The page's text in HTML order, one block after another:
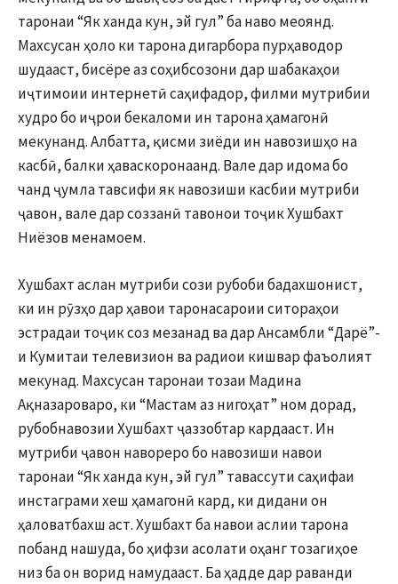
таронаи “Як ханда кун, эй гул” ба наво меоянд.
Махсусан ҳоло ки тарона дигарбора пурҳаводор
шудааст, бисёре аз соҳибсозони дар шабакаҳои
иҷтимоии интернетӣ саҳифадор, филми мутрибии
худро бо иҷрои бекаломи ин тарона ҳамагонӣ
мекунанд. Албатта, қисми зиёди ин навозишҳо на
касбӣ, балки ҳаваскоронаанд. Вале дар идома бо
чанд ҷумла тавсифи як навозиши касбии мутриби
ҷавон, вале дар соззанӣ тавонои тоҷик Хушбахт
Ниёзов менамоем.
Хушбахт аслан мутриби сози рубоби бадахшонист,
ки ин рӯзҳо дар ҳавои таронасароии ситораҳои
эстрадаи тоҷик соз мезанад ва дар Ансамбли “Дарё”-
и Кумитаи телевизион ва радиои кишвар фаъолият
мекунад. Махсусан таронаи тозаи Мадина
Ақназароваро, ки “Мастам аз нигоҳат” ном дорад,
рубобнавозии Хушбахт ҷаззобтар кардааст. Ин
мутриби ҷавон навореро бо навозиши навои
таронаи “Як ханда кун, эй гул” тавассути саҳифаи
инстаграми хеш ҳамагонӣ кард, ки дидани он
ҳаловатбахш аст. Хушбахт ба навои аслии тарона
побанд нашуда, бо ҳифзи асолати оҳанг тозагиҳое
низ ба он ворид намудааст. Ба ҳадде дар раванди